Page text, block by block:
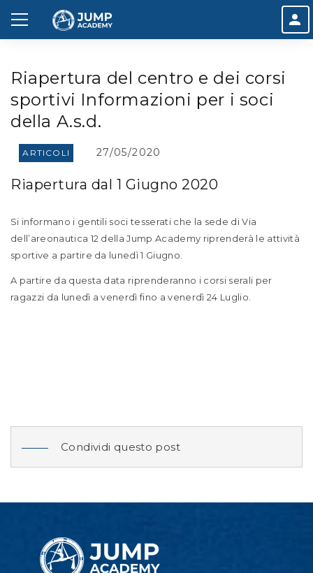
Riapertura del centro e dei corsi
sportivi Informazioni per i soci
della A.s.d.
ARTICOLI 27/05/2020
Riapertura dal 1 Giugno 2020
Si informano i gentili soci tesserati che la sede di Via
dell’areonautica 12 della Jump Academy riprenderà le attività
sportive a partire da lunedì 1 Giugno.
A partire da questa data riprenderanno i corsi serali per
ragazzi da lunedì a venerdì fino a venerdì 24 Luglio.
Condividi questo post